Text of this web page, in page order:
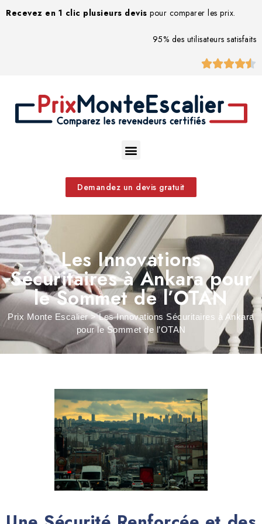
Recevez en 1 clic plusieurs devis pour comparer les prix.
95% des utilisateurs satisfaits

Demandez un devis gratuit
Les Innovations
Sécuritaires à Ankara pour
le Sommet de l’OTAN
Prix Monte Escalier>Les Innovations Sécuritaires à Ankara
pour le Sommet de l’OTAN